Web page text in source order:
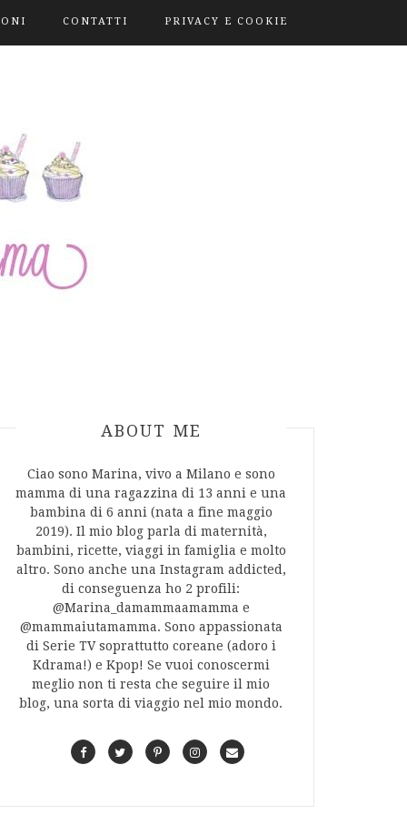
CONTATTI PRIVACY E COOKIE
ABOUT AUTHOR
ABOUT ME
Ciao sono Marina, vivo a Milano e sono
mamma di una ragazzina di 13 anni e una
bambina di 6 anni (nata a fine maggio
2019). Il mio blog parla di maternità,
bambini, ricette, viaggi in famiglia e molto
altro. Sono anche una Instagram addicted,
di conseguenza ho 2 profili:
@Marina_damammaamamma e
@mammaiutamamma. Sono appassionata
di Serie TV soprattutto coreane (adoro i
Kdrama!) e Kpop! Se vuoi conoscermi
meglio non ti resta che seguire il mio
blog, una sorta di viaggio nel mio mondo.
F
T
P
I
C